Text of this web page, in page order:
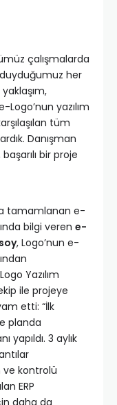
çalışmalarda
her
yazılım
tüm
Danışman
bir proje
tamamlanan e-
bilgi veren e-
, Logo’nun e-
Yazılım
ile projeye
etti: “İlk
planda
yapıldı. 3 aylık
ve kontrolü
ERP
daha da